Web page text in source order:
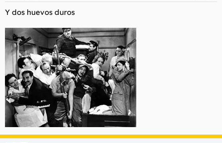
Y dos huevos duros